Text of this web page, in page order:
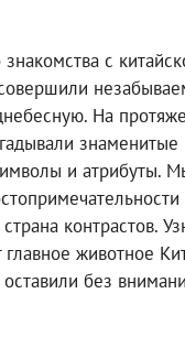
с
На
знаменитые
и атрибуты.
контрастов.
животное
без